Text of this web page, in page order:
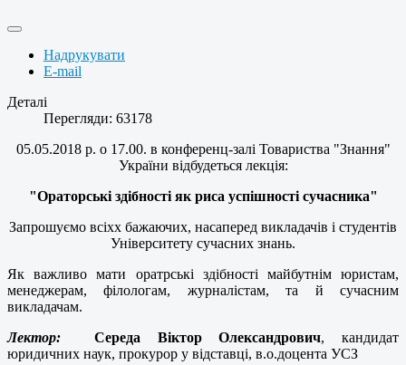
Надрукувати
E-mail
Деталі
Перегляди: 63178
05.05.2018 р. о 17.00. в конференц-залі Товариства "Знання"
України відбудеться лекція:
"Ораторські здібності як риса успішності сучасника"
Запрошуємо всіхх бажаючих, насаперед викладачів і студентів
Університету сучасних знань.
Як важливо мати оратрські здібності майбутнім юристам,
менеджерам, філологам, журналістам, та й сучасним
викладачам.
Лектор:
Середа Віктор Олександрович, кандидат
юридичних наук, прокурор у відставці, в.о.доцента УСЗ